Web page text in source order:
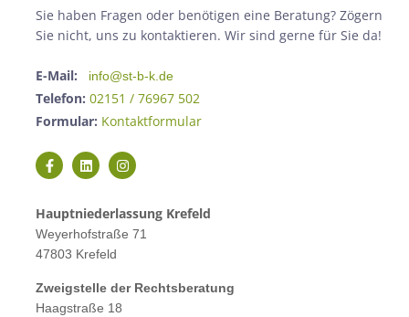
Sie haben Fragen oder benötigen eine Beratung? Zögern
Sie nicht, uns zu kontaktieren. Wir sind gerne für Sie da!
E-Mail: info@st-b-k.de
Telefon: 02151 / 76967 502
Formular: Kontaktformular
Hauptniederlassung Krefeld
Weyerhofstraße 71
47803 Krefeld
Zweigstelle der Rechtsberatung
Haagstraße 18